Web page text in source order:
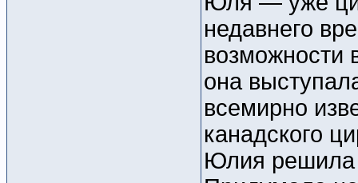
недавнего
возможности
она
всемирно
канадского
Юлия решила